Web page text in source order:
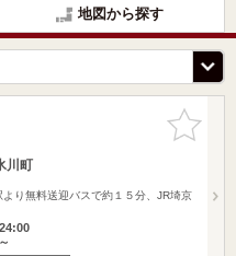
地図から探す
お気に入
りに追加
川町
り無料送迎バスで約１５分、JR埼京